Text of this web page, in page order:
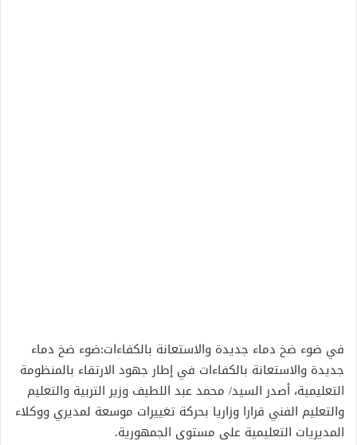
في ضوء ضخ دماء جديدة والاستعانة بالكفاءات:ضوء ضخ دماء
جديدة والاستعانة بالكفاءات في إطار جهود الارتقاء بالمنظومة
التعليمية، أصدر السيد/ محمد عبد اللطيف وزير التربية والتعليم
والتعليم الفني قرارا وزاريا بحركة تغييرات موسعة لمديري ووكلاء
المديريات التعليمية على مستوى الجمهورية.